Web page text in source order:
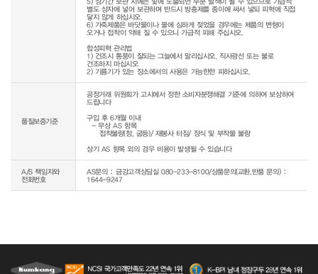
별도 상자에 넣어 보관하며 반드시 방충제를 종이에 싸서 넣되 피혁에 직접
닿지 않게 하십시오.
6) 가죽제품은 바닷물이나 물에 심하게 젖었을 경우에는 제품의 변형이
오거나 접착이 약해 질 수 있으니 가급적 피해 주십시오.
합성피혁 관리법
1) 건조시 통풍이 잘되는 그늘에서 말리십시오. 직사광선 또는 불로
건조하지 마십시오
품질보증기준
공정거래 위원회가 고시에서 정한 소비자분쟁해결 기준에 의하여 보상하여
드립니다
구입 후 6개월 이내
  - 무상 AS 항목
상기 AS 항목 외의 경우 비용이 발생될 수 있습니다
A/S 책임자와
전화번호
AS문의 : 금강고객상담실 080-233-8100/상품문의(교환,반품 문의) :
1644-9247